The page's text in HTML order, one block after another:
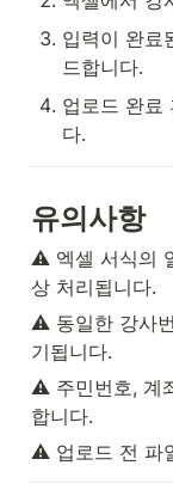
입력이 완료
드합니다.
업로드 완료
다.
유의사항
⚠️ 엑셀 서식의
상 처리됩니다.
⚠️ 동일한 강사
기됩니다.
⚠️ 주민번호, 계
합니다.
⚠️ 업로드 전 파